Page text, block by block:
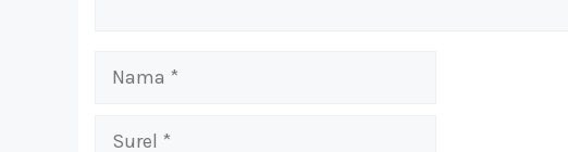
Nama
Surel